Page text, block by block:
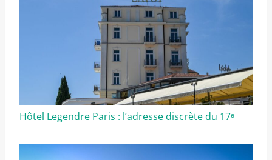
Hôtel Legendre Paris : l’adresse discrète du 17ᵉ